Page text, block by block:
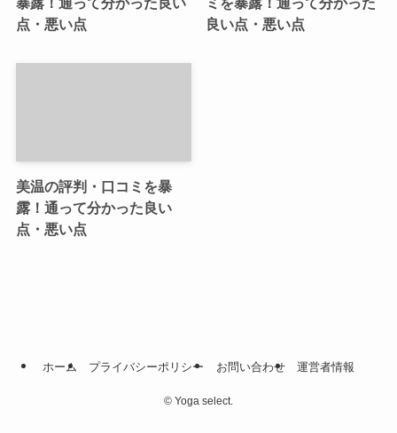
点・悪い点
良い点・悪い点
美温の評判・口コミを暴
露！通って分かった良い
点・悪い点
ホーム プライバシーポリシー お問い合わせ 運営者情報
© Yoga select.